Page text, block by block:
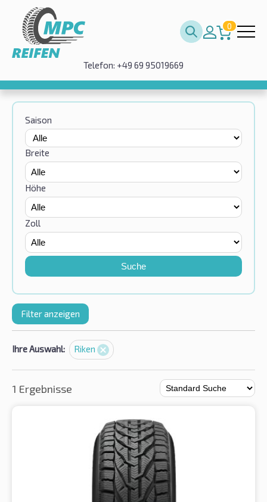
0
Telefon: +49 69 95019669
Saison
Breite
Höhe
Zoll
Suche
Filter anzeigen
Ihre Auswahl: Riken
1 Ergebnisse